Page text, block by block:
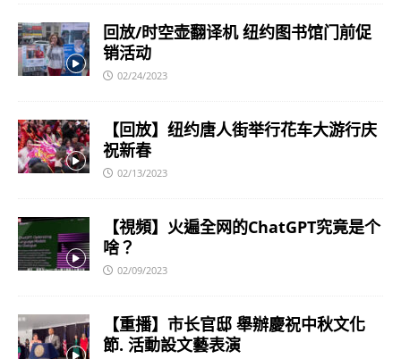
回放/时空壶翻译机 纽约图书馆门前促
销活动
02/24/2023
【回放】纽约唐人街举行花车大游行庆
祝新春
02/13/2023
【視頻】火遍全网的ChatGPT究竟是个
啥？
02/09/2023
【重播】市长官邸 舉辦慶祝中秋文化
節. 活動設文藝表演